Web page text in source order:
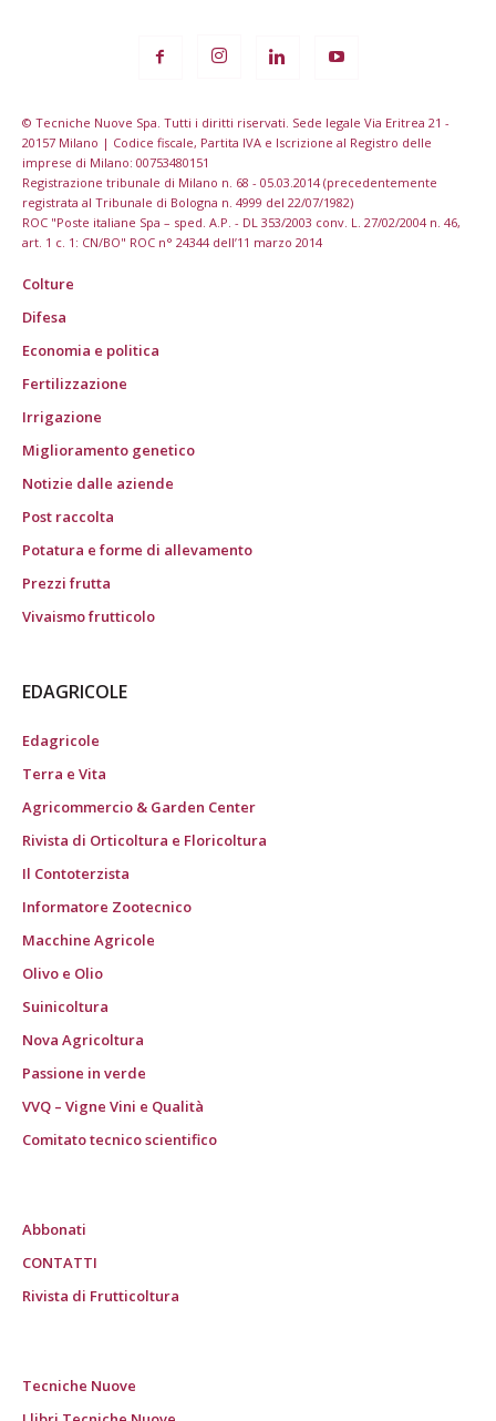
© Tecniche Nuove Spa. Tutti i diritti riservati. Sede legale Via Eritrea 21 -
20157 Milano | Codice fiscale, Partita IVA e Iscrizione al Registro delle
imprese di Milano: 00753480151
Registrazione tribunale di Milano n. 68 - 05.03.2014 (precedentemente
registrata al Tribunale di Bologna n. 4999 del 22/07/1982)
ROC "Poste italiane Spa – sped. A.P. - DL 353/2003 conv. L. 27/02/2004 n. 46,
art. 1 c. 1: CN/BO" ROC n° 24344 dell’11 marzo 2014
Colture
Difesa
Economia e politica
Fertilizzazione
Irrigazione
Miglioramento genetico
Notizie dalle aziende
Post raccolta
Potatura e forme di allevamento
Prezzi frutta
Vivaismo frutticolo
EDAGRICOLE
Edagricole
Terra e Vita
Agricommercio & Garden Center
Rivista di Orticoltura e Floricoltura
Il Contoterzista
Informatore Zootecnico
Macchine Agricole
Olivo e Olio
Suinicoltura
Nova Agricoltura
Passione in verde
VVQ – Vigne Vini e Qualità
Comitato tecnico scientifico
Abbonati
CONTATTI
Rivista di Frutticoltura
Tecniche Nuove